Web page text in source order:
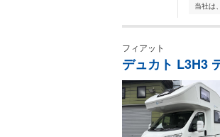
当社は
フィアット
デュカト L3H3